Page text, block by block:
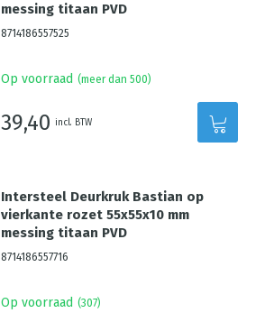
messing titaan PVD
8714186557525
Op voorraad (meer dan 500)
39,40 incl. BTW
Intersteel Deurkruk Bastian op
vierkante rozet 55x55x10 mm
messing titaan PVD
8714186557716
Op voorraad (307)